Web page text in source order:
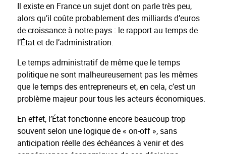
Il existe en France un sujet dont on parle très peu,
alors qu’il coûte probablement des milliards d’euros
de croissance à notre pays : le rapport au temps de
l’État et de l’administration.
Le temps administratif de même que le temps
politique ne sont malheureusement pas les mêmes
que le temps des entrepreneurs et, en cela, c’est un
problème majeur pour tous les acteurs économiques.
En effet, l’État fonctionne encore beaucoup trop
souvent selon une logique de « on-off », sans
anticipation réelle des échéances à venir et des